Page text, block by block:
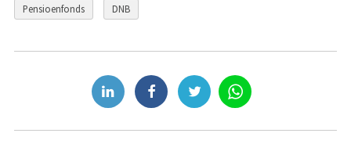
Pensioenfonds DNB